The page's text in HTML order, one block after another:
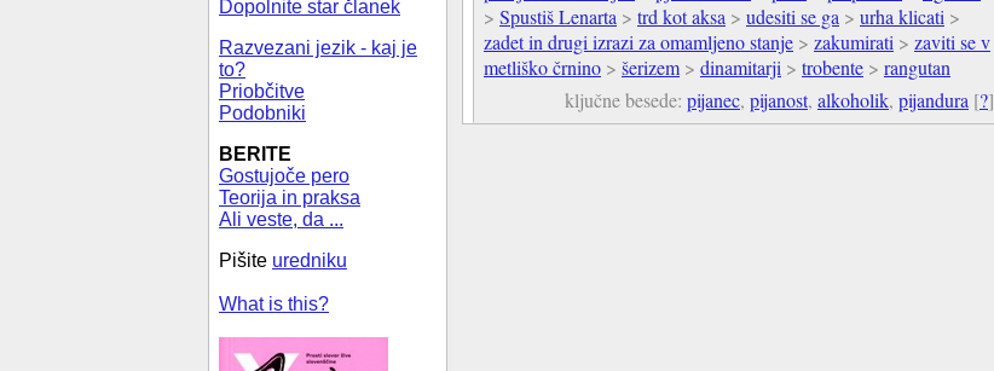
Dopolnite star članek
Razvezani jezik - kaj je
to?
Priobčitve
Podobniki
BERITE
Gostujoče pero
Teorija in praksa
Ali veste, da ...
Pišite uredniku
What is this?
> Spustiš Lenarta > trd kot aksa > udesiti se ga > urha klicati >
zadet in drugi izrazi za omamljeno stanje > zakumirati > zaviti se v
metliško črnino > šerizem > dinamitarji > trobente > rangutan
ključne besede: pijanec, pijanost, alkoholik, pijandura [?]